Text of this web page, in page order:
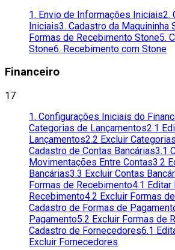
1. Envio de Informações Iniciais2.
Iniciais3. Cadastro da Maquininha
Formas de Recebimento Stone5.
Stone6. Recebimento com Stone
Financeiro
17
1. Configurações Iniciais do
Categorias de Lançamentos2.1
Lançamentos2.2 Excluir
Cadastro de Contas Bancárias3.1
Movimentações Entre Contas3.2
Bancárias3.3 Excluir Contas
Formas de Recebimento4.1 Editar
Recebimento4.2 Excluir Formas
Cadastro de Formas de
Pagamento5.2 Excluir Formas de
Cadastro de Fornecedores6.1
Excluir Fornecedores